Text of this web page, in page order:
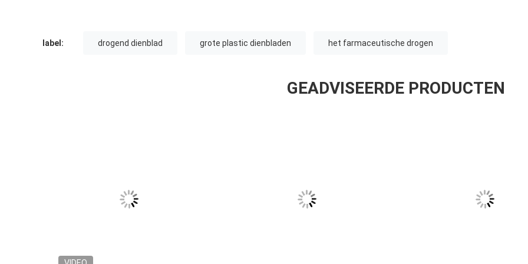
label: drogend dienblad grote plastic dienbladen het farmaceutische drogen
GEADVISEERDE PRODUCTEN